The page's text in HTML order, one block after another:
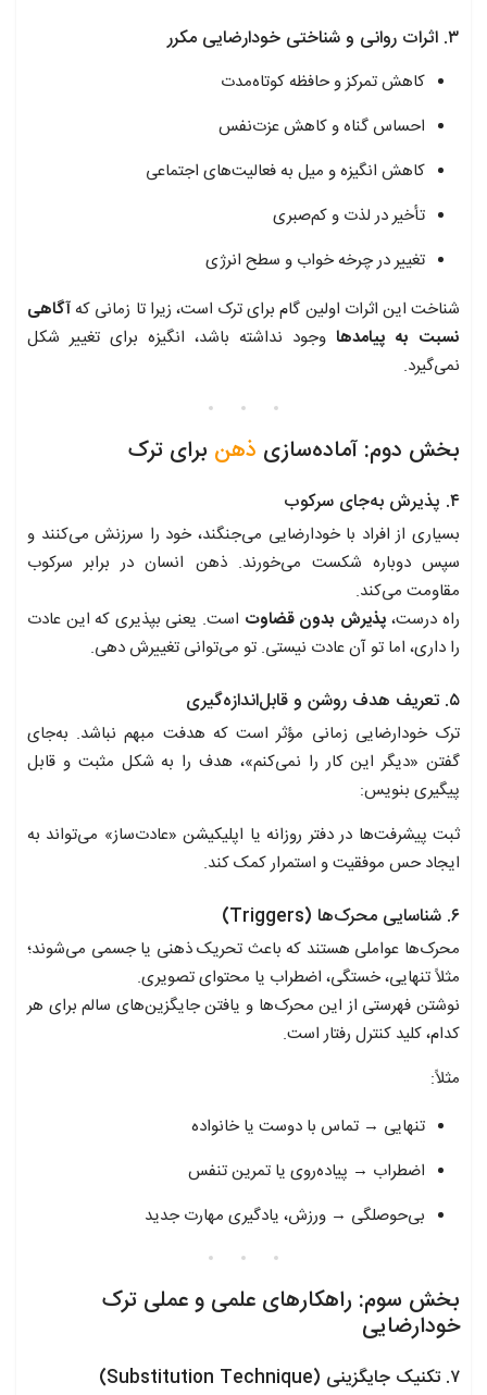
۳. اثرات روانی و شناختی خودارضایی مکرر
کاهش تمرکز و حافظه کوتاه‌مدت
احساس گناه و کاهش عزت‌نفس
کاهش انگیزه و میل به فعالیت‌های اجتماعی
تأخیر در لذت و کم‌صبری
تغییر در چرخه خواب و سطح انرژی
شناخت این اثرات اولین گام برای ترک است، زیرا تا زمانی که آگاهی
نسبت به پیامدها وجود نداشته باشد، انگیزه برای تغییر شکل
نمی‌گیرد.
بخش دوم: آماده‌سازی ذهن برای ترک
۴. پذیرش به‌جای سرکوب
بسیاری از افراد با خودارضایی می‌جنگند، خود را سرزنش می‌کنند و
سپس دوباره شکست می‌خورند. ذهن انسان در برابر سرکوب
مقاومت می‌کند.
راه درست، پذیرش بدون قضاوت است. یعنی بپذیری که این عادت
را داری، اما تو آن عادت نیستی. تو می‌توانی تغییرش دهی.
۵. تعریف هدف روشن و قابل‌اندازه‌گیری
ترک خودارضایی زمانی مؤثر است که هدفت مبهم نباشد. به‌جای
گفتن «دیگر این کار را نمی‌کنم»، هدف را به شکل مثبت و قابل
پیگیری بنویس:
ثبت پیشرفت‌ها در دفتر روزانه یا اپلیکیشن «عادت‌ساز» می‌تواند به
ایجاد حس موفقیت و استمرار کمک کند.
۶. شناسایی محرک‌ها (Triggers)
محرک‌ها عواملی هستند که باعث تحریک ذهنی یا جسمی می‌شوند؛
مثلاً تنهایی، خستگی، اضطراب یا محتوای تصویری.
نوشتن فهرستی از این محرک‌ها و یافتن جایگزین‌های سالم برای هر
کدام، کلید کنترل رفتار است.
مثلاً:
تنهایی → تماس با دوست یا خانواده
اضطراب → پیاده‌روی یا تمرین تنفس
بی‌حوصلگی → ورزش، یادگیری مهارت جدید
بخش سوم: راهکارهای علمی و عملی ترک
خودارضایی
۷. تکنیک جایگزینی (Substitution Technique)